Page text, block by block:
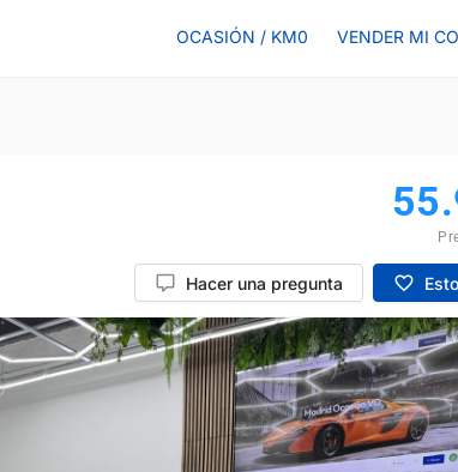
OCASIÓN / KM0 VENDER MI
Hacer una pregunta